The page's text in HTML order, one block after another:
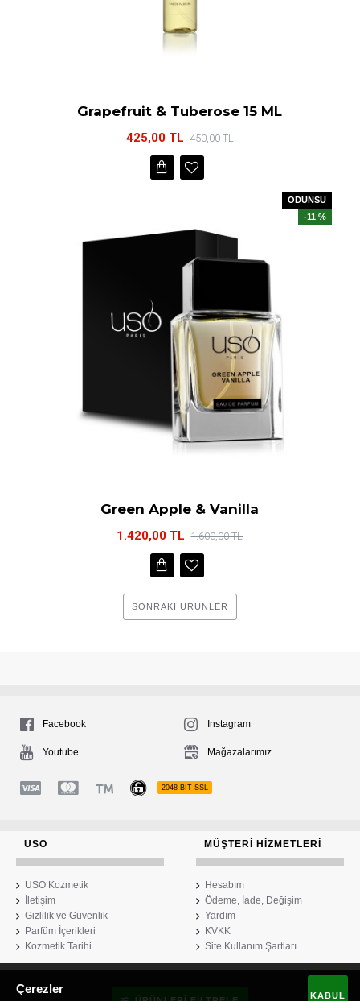
Grapefruit & Tuberose 15 ML
425,00 TL 450,00 TL
ODUNSU
-11 %
Green Apple & Vanilla
1.420,00 TL 1.600,00 TL
SONRAKI ÜRÜNLER
Facebook Instagram
Youtube Mağazalarımız
2048 BIT SSL
USO
USO Kozmetik
İletişim
Gizlilik ve Güvenlik
Parfüm İçerikleri
Kozmetik Tarihi
MÜŞTERI HIZMETLERI
Hesabım
Ödeme, İade, Değişim
Yardım
KVKK
Site Kullanım Şartları
USO Kozmetik KABUL
Çerezler